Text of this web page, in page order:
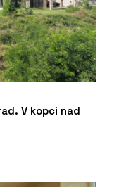
V kopci nad